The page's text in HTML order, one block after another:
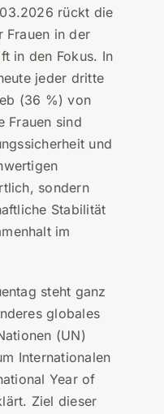
rückt die
Frauen in der
in den Fokus. In
jeder dritte
(36 %) von
Frauen sind
und
sondern
Stabilität
im
steht ganz
globales
(UN)
Internationalen
Year of
Ziel dieser